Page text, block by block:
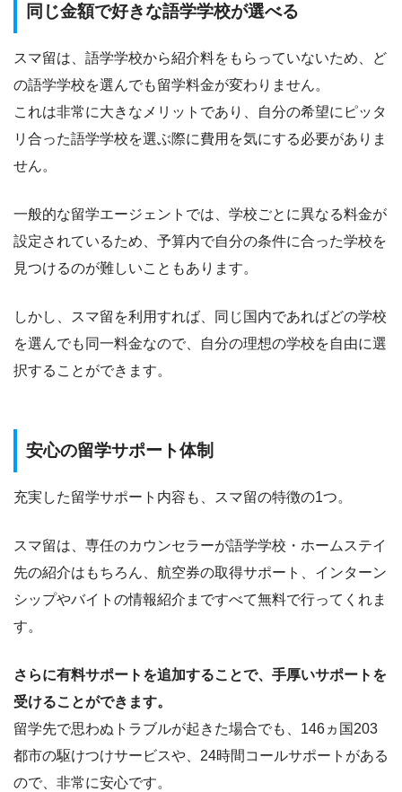
同じ金額で好きな語学学校が選べる
スマ留は、語学学校から紹介料をもらっていないため、ど
の語学学校を選んでも留学料金が変わりません。
これは非常に大きなメリットであり、自分の希望にピッタ
リ合った語学学校を選ぶ際に費用を気にする必要がありま
せん。
一般的な留学エージェントでは、学校ごとに異なる料金が
設定されているため、予算内で自分の条件に合った学校を
見つけるのが難しいこともあります。
しかし、スマ留を利用すれば、同じ国内であればどの学校
を選んでも同一料金なので、自分の理想の学校を自由に選
択することができます。
安心の留学サポート体制
充実した留学サポート内容も、スマ留の特徴の1つ。
スマ留は、専任のカウンセラーが語学学校・ホームステイ
先の紹介はもちろん、航空券の取得サポート、インターン
シップやバイトの情報紹介まですべて無料で行ってくれま
す。
さらに有料サポートを追加することで、手厚いサポートを
受けることができます。
留学先で思わぬトラブルが起きた場合でも、146ヵ国203
都市の駆けつけサービスや、24時間コールサポートがある
ので、非常に安心です。